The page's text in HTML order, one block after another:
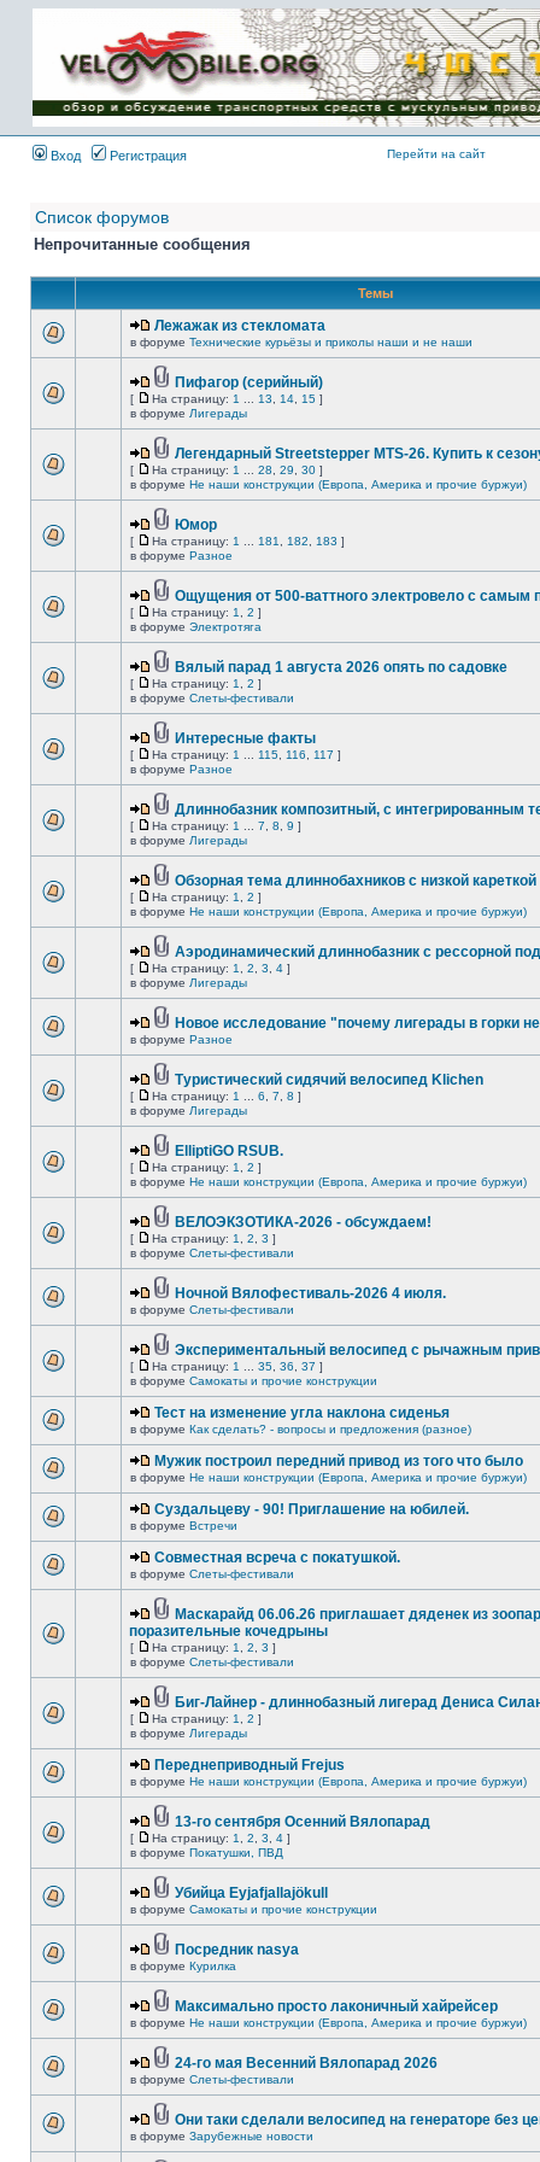
Имя пользователя:
Пароль:
{ LOG_ME_IN_SHORT
}
Вход
Регистрация Перейти на сайт
Список форумов
Непрочитанные сообщения
Темы
Лежажак из стекломата
в форуме Технические курьёзы и приколы наши и не наши
Пифагор (серийный)
[ На страницу: 1 13 14 15 ]
в форуме Лигерады
Легендарный Streetstepper MTS-26. Купить к
[ На страницу: 1 28 29 30 ]
в форуме Не наши конструкции (Европа, Америка и прочие буржуи)
Юмор
[ На страницу: 1 181 182 183 ]
в форуме Разное
Ощущения от 500-ваттного электровело с самым
[ На страницу: 1 2 ]
в форуме Электротяга
Вялый парад 1 августа 2026 опять по садовке
[ На страницу: 1 2 ]
в форуме Слеты-фестивали
Интересные факты
[ На страницу: 1 115 116 117 ]
в форуме Разное
Длиннобазник композитный, с интегрированным
[ На страницу: 1 7 8 9 ]
в форуме Лигерады
Обзорная тема длиннобахников с низкой кареткой
[ На страницу: 1 2 ]
в форуме Не наши конструкции (Европа, Америка и прочие буржуи)
Аэродинамический длиннобазник с рессорной
[ На страницу: 1 2 3 4 ]
в форуме Лигерады
Новое исследование "почему лигерады в горки
в форуме Разное
Туристический сидячий велосипед Klichen
[ На страницу: 1 6 7 8 ]
в форуме Лигерады
ElliptiGO RSUB.
[ На страницу: 1 2 ]
в форуме Не наши конструкции (Европа, Америка и прочие буржуи)
ВЕЛОЭКЗОТИКА-2026 - обсуждаем!
[ На страницу: 1 2 3 ]
в форуме Слеты-фестивали
Ночной Вялофестиваль-2026 4 июля.
в форуме Слеты-фестивали
Экспериментальный велосипед с рычажным
[ На страницу: 1 35 36 37 ]
в форуме Самокаты и прочие конструкции
Тест на изменение угла наклона сиденья
в форуме Как сделать? - вопросы и предложения (разное)
Мужик построил передний привод из того что было
в форуме Не наши конструкции (Европа, Америка и прочие буржуи)
Суздальцеву - 90! Приглашение на юбилей.
в форуме Встречи
Совместная всреча с покатушкой.
в форуме Слеты-фестивали
Маскарайд 06.06.26 приглашает дяденек из
поразительные кочедрыны
[ На страницу: 1 2 3 ]
в форуме Слеты-фестивали
Биг-Лайнер - длиннобазный лигерад Дениса
[ На страницу: 1 2 ]
в форуме Лигерады
Переднеприводный Frejus
в форуме Не наши конструкции (Европа, Америка и прочие буржуи)
13-го сентября Осенний Вялопарад
[ На страницу: 1 2 3 4 ]
в форуме Покатушки, ПВД
Убийца Eyjafjallajökull
в форуме Самокаты и прочие конструкции
Посредник nasya
в форуме Курилка
Максимально просто лаконичный хайрейсер
в форуме Не наши конструкции (Европа, Америка и прочие буржуи)
24-го мая Весенний Вялопарад 2026
в форуме Слеты-фестивали
Они таки сделали велосипед на генераторе без
в форуме Зарубежные новости